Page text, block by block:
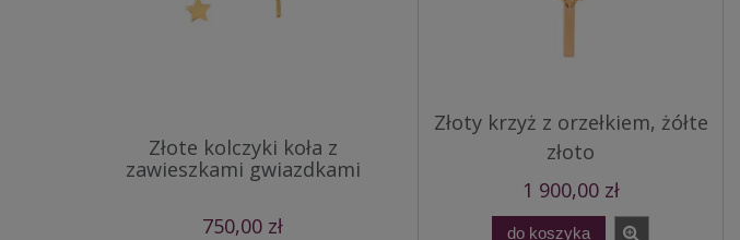
Złote kolczyki koła z
zawieszkami gwiazdkami
750,00 zł
Złoty krzyż z orzełkiem, żółte
złoto
1 900,00 zł
do koszyka